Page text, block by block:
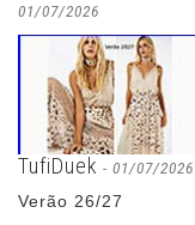
01/07/2026
Verão 26/27
TufiDuek - 01/07/2026
Verão 26/27